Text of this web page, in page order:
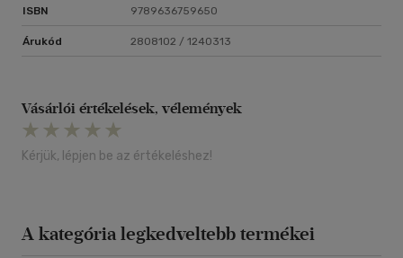
ISBN 9789636759650
Árukód 2808102 / 1240313
Vásárlói értékelések, vélemények
Kérjük, lépjen be az értékeléshez!
A kategória legkedveltebb termékei